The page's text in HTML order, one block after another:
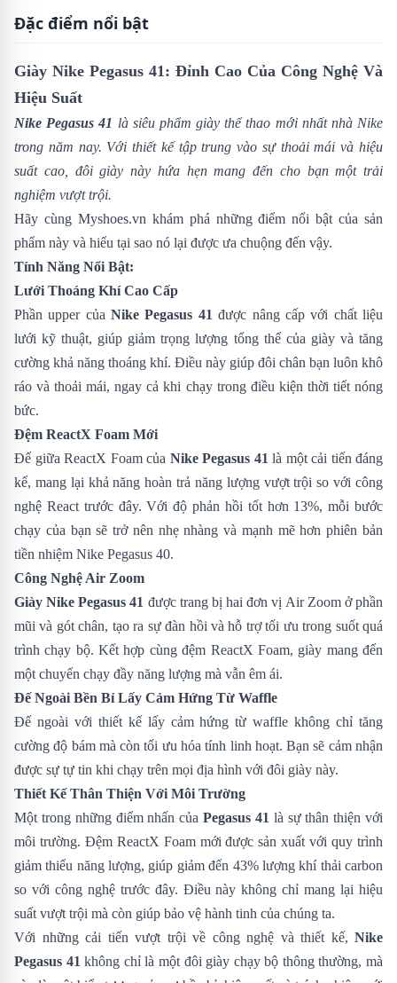
Đặc điểm nổi bật
Giày Nike Pegasus 41: Đỉnh Cao Của Công Nghệ Và
Hiệu Suất
Nike Pegasus 41 là siêu phẩm giày thể thao mới nhất nhà Nike
trong năm nay. Với thiết kế tập trung vào sự thoải mái và hiệu
suất cao, đôi giày này hứa hẹn mang đến cho bạn một trải
nghiệm vượt trội.
Hãy cùng Myshoes.vn khám phá những điểm nổi bật của sản
phẩm này và hiểu tại sao nó lại được ưa chuộng đến vậy.
Tính Năng Nổi Bật:
Lưới Thoáng Khí Cao Cấp
Phần upper củaNike Pegasus 41 được nâng cấp với chất liệu
lưới kỹ thuật, giúp giảm trọng lượng tổng thể của giày và tăng
cường khả năng thoáng khí. Điều này giúp đôi chân bạn luôn khô
ráo và thoải mái, ngay cả khi chạy trong điều kiện thời tiết nóng
bức.
Đệm ReactX Foam Mới
Đế giữa ReactX Foam của Nike Pegasus 41 là một cải tiến đáng
kể, mang lại khả năng hoàn trả năng lượng vượt trội so với công
nghệ React trước đây. Với độ phản hồi tốt hơn 13%, mỗi bước
chạy của bạn sẽ trở nên nhẹ nhàng và mạnh mẽ hơn phiên bản
tiền nhiệm Nike Pegasus 40.
Công Nghệ Air Zoom
Giày Nike Pegasus 41 được trang bị hai đơn vị Air Zoom ở phần
mũi và gót chân, tạo ra sự đàn hồi và hỗ trợ tối ưu trong suốt quá
trình chạy bộ. Kết hợp cùng đệm ReactX Foam, giày mang đến
một chuyến chạy đầy năng lượng mà vẫn êm ái.
Đế Ngoài Bền Bỉ Lấy Cảm Hứng Từ Waffle
Đế ngoài với thiết kế lấy cảm hứng từ waffle không chỉ tăng
cường độ bám mà còn tối ưu hóa tính linh hoạt. Bạn sẽ cảm nhận
được sự tự tin khi chạy trên mọi địa hình với đôi giày này.
Thiết Kế Thân Thiện Với Môi Trường
Một trong những điểm nhấn của Pegasus 41 là sự thân thiện với
môi trường. Đệm ReactX Foam mới được sản xuất với quy trình
giảm thiểu năng lượng, giúp giảm đến 43% lượng khí thải carbon
so với công nghệ trước đây. Điều này không chỉ mang lại hiệu
suất vượt trội mà còn giúp bảo vệ hành tinh của chúng ta.
Với những cải tiến vượt trội về công nghệ và thiết kế, Nike
Pegasus 41 không chỉ là một đôi giày chạy bộ thông thường, mà